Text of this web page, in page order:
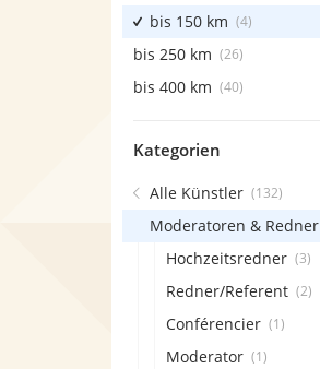
bis 150 km (4)
bis 250 km (26)
bis 400 km (40)
Kategorien
Alle Künstler (132)
Moderatoren & Redner
Hochzeitsredner (3)
Redner/Referent (2)
Conférencier (1)
Moderator (1)